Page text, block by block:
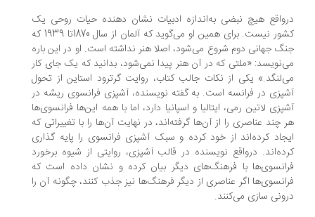
هیچ نبضی به‌اندازه ادبیات نشان دهنده حیات روحی یک
کشور نیست. برای همین او می‌گوید که آلمان از سال 1870تا 1939 که
جهانی دوم شروع می‌شود، اصلا هنر نداشته است. او در این باره
«ملتی که در آن هنر پیدا نمی‌شود، بدانید که یک جای کار
یکی از نکات جالب کتاب، روایت گرترود استاین از تحول
در فرانسه است. به گفته نویسنده، آشپزی فرانسوی ریشه در
لاتین رمی، ایتالیا و اسپانیا دارد، اما با همه این‌ها فرانسوی‌ها
چند عناصری را از آن‌ها گرفته‌اند، در نهایت آن‌ها را با تغییراتی که
کرده‌اند از خود کرده و سبک آشپزی فرانسوی را پایه گذاری
درواقع نویسنده در قالب آشپزی، روایتی از شیوه برخورد
با فرهنگ‌های دیگر بیان کرده و نشان داده است که
اگر عناصری از دیگر فرهنگ‌ها نیز جذب کنند، چگونه آن را
سازی می‌کنند.